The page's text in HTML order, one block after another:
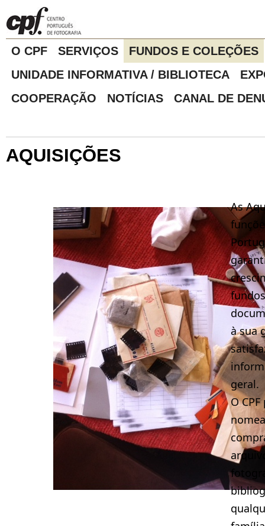
O CPF SERVIÇOS
FUNDOS E COLEÇÕES
UNIDADE INFORMATIVA / BIBLIOTECA
COOPERAÇÃO
NOTÍCIAS CANAL DE
AQUISIÇÕES
As
à sua
geral.
O